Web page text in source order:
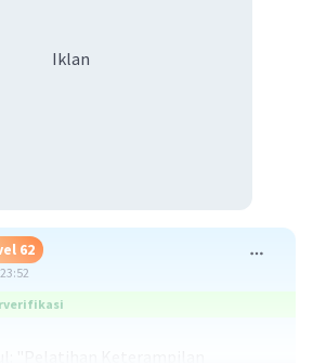
Iklan
62